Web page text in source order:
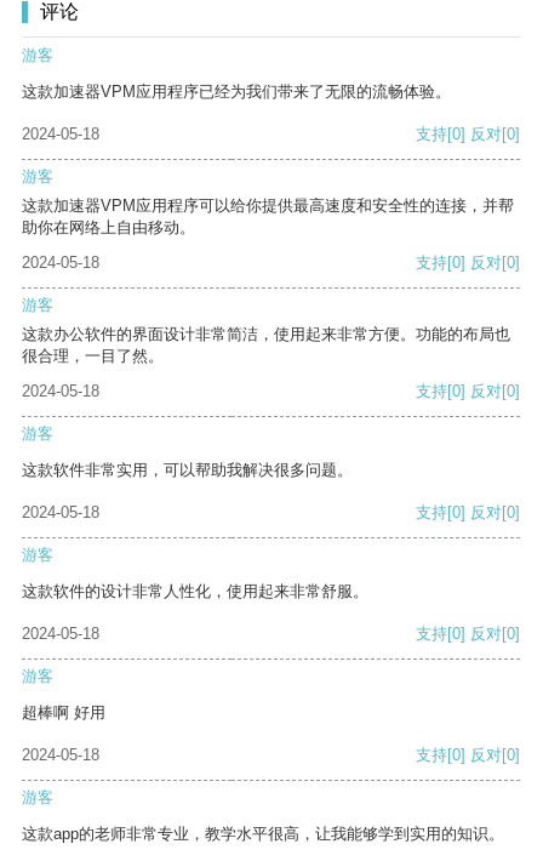
评论
游客
这款加速器VPM应用程序已经为我们带来了无限的流畅体验。
2024-05-18 支持[0] 反对[0]
游客
这款加速器VPM应用程序可以给你提供最高速度和安全性的连接，并帮
助你在网络上自由移动。
2024-05-18
支持[0] 反对[0]
游客
这款办公软件的界面设计非常简洁，使用起来非常方便。功能的布局也
很合理，一目了然。
2024-05-18
支持[0] 反对[0]
游客
这款软件非常实用，可以帮助我解决很多问题。
2024-05-18 支持[0] 反对[0]
游客
这款软件的设计非常人性化，使用起来非常舒服。
2024-05-18 支持[0] 反对[0]
游客
超棒啊 好用
2024-05-18 支持[0] 反对[0]
游客
这款app的老师非常专业，教学水平很高，让我能够学到实用的知识。